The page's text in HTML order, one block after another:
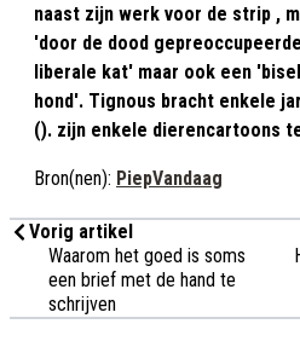
naast zijn werk voor de strip ,
'door de dood
liberale kat' maar ook een
hond'. Tignous bracht enkele
(). zijn enkele dierencartoons
Bron(nen): PiepVandaag
Vorig artikel
Waarom het goed is soms
een brief met de hand te
schrijven